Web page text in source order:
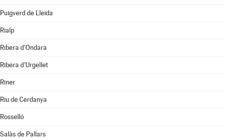
Puigverd de Lleida
Rialp
Ribera d'Ondara
Ribera d'Urgellet
Riner
Riu de Cerdanya
Rosselló
Salàs de Pallars